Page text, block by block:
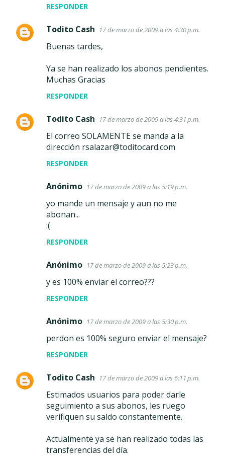
RESPONDER
Todito Cash 17 de marzo de 2009 a las 4:30 p.m.
Buenas tardes,
Ya se han realizado los abonos pendientes.
Muchas Gracias
RESPONDER
Todito Cash 17 de marzo de 2009 a las 4:31 p.m.
El correo SOLAMENTE se manda a la
dirección rsalazar@toditocard.com
RESPONDER
Anónimo 17 de marzo de 2009 a las 5:19 p.m.
yo mande un mensaje y aun no me
abonan...
:(
RESPONDER
Anónimo 17 de marzo de 2009 a las 5:23 p.m.
y es 100% enviar el correo???
RESPONDER
Anónimo 17 de marzo de 2009 a las 5:30 p.m.
perdon es 100% seguro enviar el mensaje?
RESPONDER
Todito Cash 17 de marzo de 2009 a las 6:11 p.m.
Estimados usuarios para poder darle
seguimiento a sus abonos, les ruego
verifiquen su saldo constantemente.
Actualmente ya se han realizado todas las
transferencias del día.